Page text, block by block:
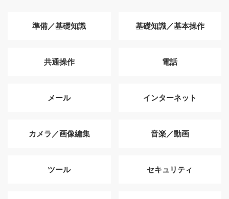
準備／基礎知識 基礎知識／基本操作
共通操作 電話
メール インターネット
カメラ／画像編集 音楽／動画
ツール セキュリティ